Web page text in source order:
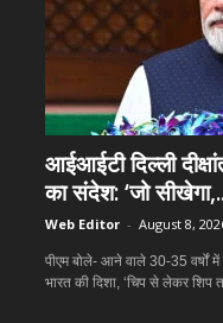
आईआईटी दिल्ली
का संदेश: ‘जो
Web Editor - August 8,
पीएम बोले- आने वाले 30-35
भारत की दिशा, ‘चिप से लेकर शिप